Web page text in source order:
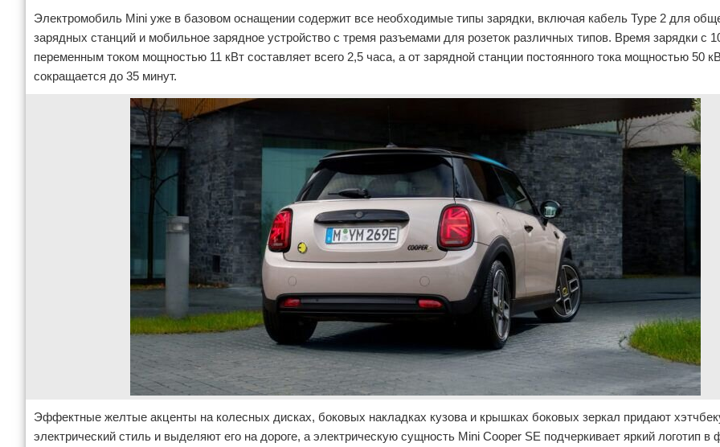
Электромобиль Mini уже в базовом оснащении содержит все необходимые типы зарядки, включая кабель Type 2 для
зарядных станций и мобильное зарядное устройство с тремя разъемами для розеток различных типов. Время зарядки с
переменным током мощностью 11 кВт составляет всего 2,5 часа, а от зарядной станции постоянного тока мощностью 50
сокращается до 35 минут.
Эффектные желтые акценты на колесных дисках, боковых накладках кузова и крышках боковых зеркал придают
электрический стиль и выделяют его на дороге, а электрическую сущность Mini Cooper SE подчеркивает яркий логотип в